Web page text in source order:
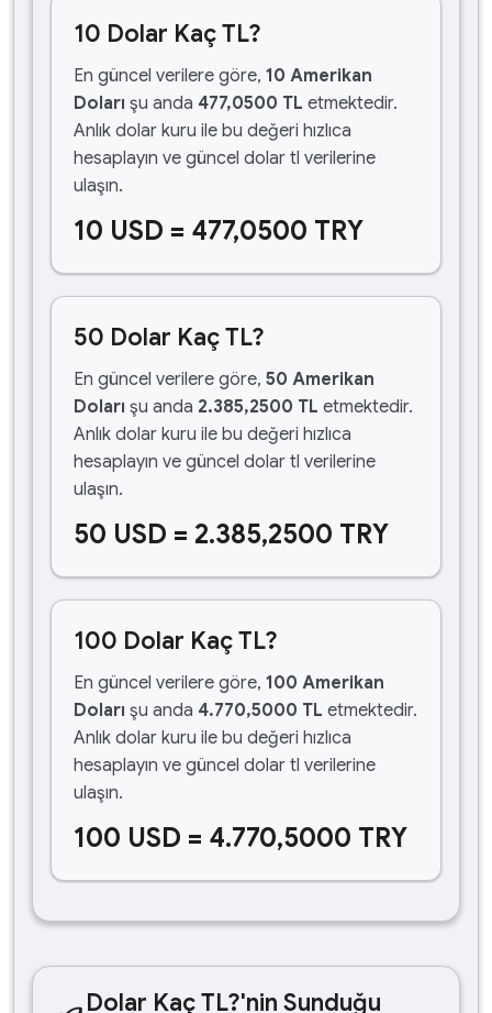
10 Dolar Kaç TL?
En güncel verilere göre, 10 Amerikan
Doları şu anda 477,0500 TL etmektedir.
Anlık dolar kuru ile bu değeri hızlıca
hesaplayın ve güncel dolar tl verilerine
ulaşın.
10 USD = 477,0500 TRY
50 Dolar Kaç TL?
En güncel verilere göre, 50 Amerikan
Doları şu anda 2.385,2500 TL etmektedir.
Anlık dolar kuru ile bu değeri hızlıca
hesaplayın ve güncel dolar tl verilerine
ulaşın.
50 USD = 2.385,2500 TRY
100 Dolar Kaç TL?
En güncel verilere göre, 100 Amerikan
Doları şu anda 4.770,5000 TL etmektedir.
Anlık dolar kuru ile bu değeri hızlıca
hesaplayın ve güncel dolar tl verilerine
ulaşın.
100 USD = 4.770,5000 TRY
Dolar Kaç TL?'nin Sunduğu